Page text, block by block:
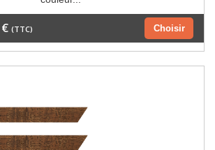
Choisir
(TTC)